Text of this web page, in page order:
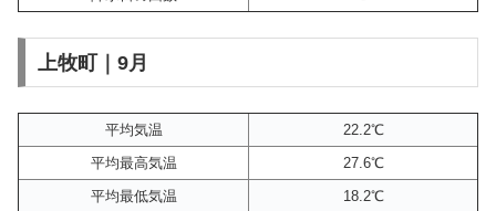
上牧町｜9月
平均気温
22.2℃
平均最高気温
27.6℃
平均最低気温
18.2℃